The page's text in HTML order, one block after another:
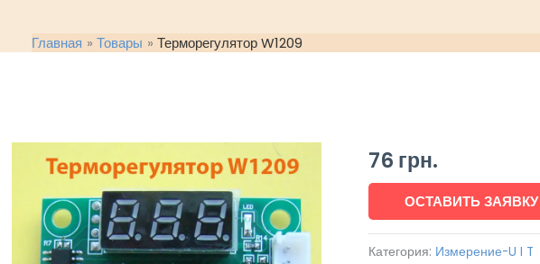
Главная Товары Терморегулятор W1209
76 грн.
ОСТАВИТЬ ЗАЯВКУ
Категория: Измерение-U I T